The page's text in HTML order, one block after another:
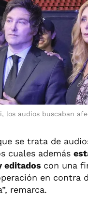
los audios buscaban
se trata de
cuales además
editados con una
en contra
remarca.